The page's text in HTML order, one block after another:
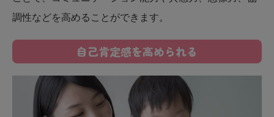
調性などを高めることができます。
自己肯定感を高められる